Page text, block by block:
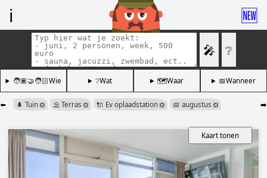
ℹ️ 🆕
🎤 ❔
🧑🏽‍🤝‍🧑🏻Wie ❔Wat 🗺️Waar 📅Wanneer
⬅️ ➡️
🌲 Tuin ❎ ⛱️ Terras ❎ 🔌 Ev oplaadstation ❎ 📅 augustus ❎
Kaart tonen